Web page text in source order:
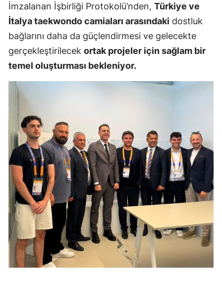
Isparta
Mersin
İstanbul
Kırklareli
Kırşehir
Kocaeli
Kütahya
Malatya
Manisa
İmzalanan İşbirliği Protokolü’nden, Türkiye ve
İtalya taekwondo camiaları arasındaki dostluk
bağlarını daha da güçlendirmesi ve gelecekte
gerçekleştirilecek ortak projeler için sağlam bir
temel oluşturması bekleniyor.